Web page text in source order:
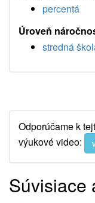
percentá
Úroveň
stredná
Odporúčame k
výukové video:
Súvisiace